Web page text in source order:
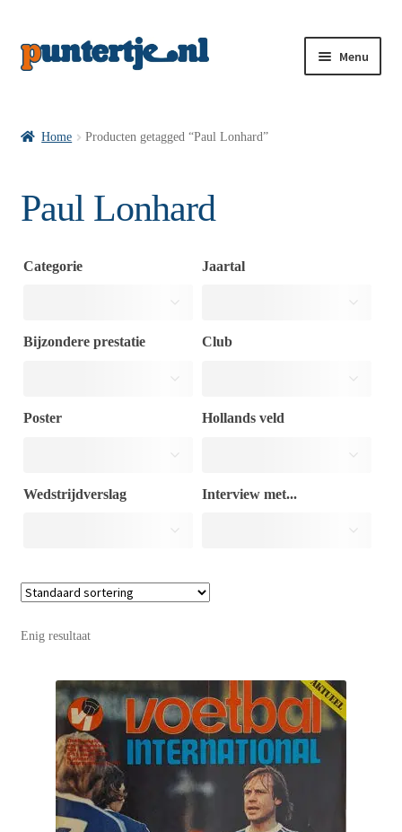
Menu
Home Producten getagged “Paul Lonhard”
Paul Lonhard
Categorie Jaartal
Bijzondere prestatie Club
Poster Hollands veld
Wedstrijdverslag Interview met...
Enig resultaat